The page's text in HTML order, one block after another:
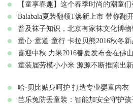
【童享春趣】这个春季时尚的潮童
Balabala夏装翻领T焕新上市 带你翻
普及袜子知识，北京有家袜文化博
童心·童道·童行 卡拉贝熊2016秋冬
喜迎中秋 力果2016春夏发布会在佛
童装届劳模小小米 源源不断推陈出
哈·贝比贴身呵护 打造专业婴童内衣
芭乐兔防丢童装：智能加安全守护